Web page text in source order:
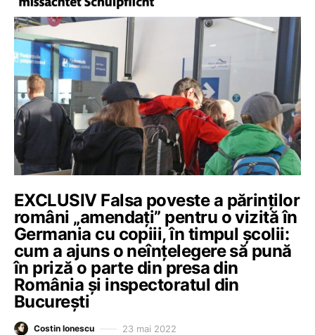
EXCLUSIV Falsa poveste a părinților
români „amendați” pentru o vizită în
Germania cu copiii, în timpul școlii:
cum a ajuns o neînțelegere să pună
în priză o parte din presa din
România și inspectoratul din
București
Costin Ionescu 23 mai 2022